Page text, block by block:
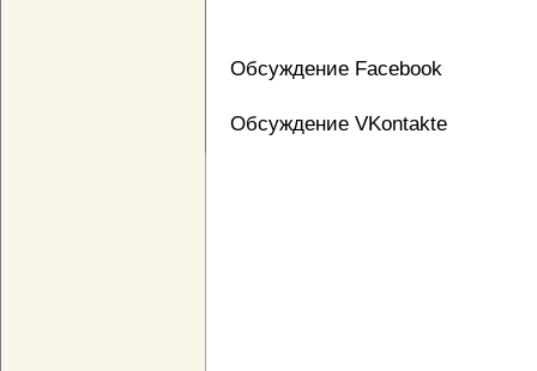
Обсуждение Facebook
Обсуждение VKontakte